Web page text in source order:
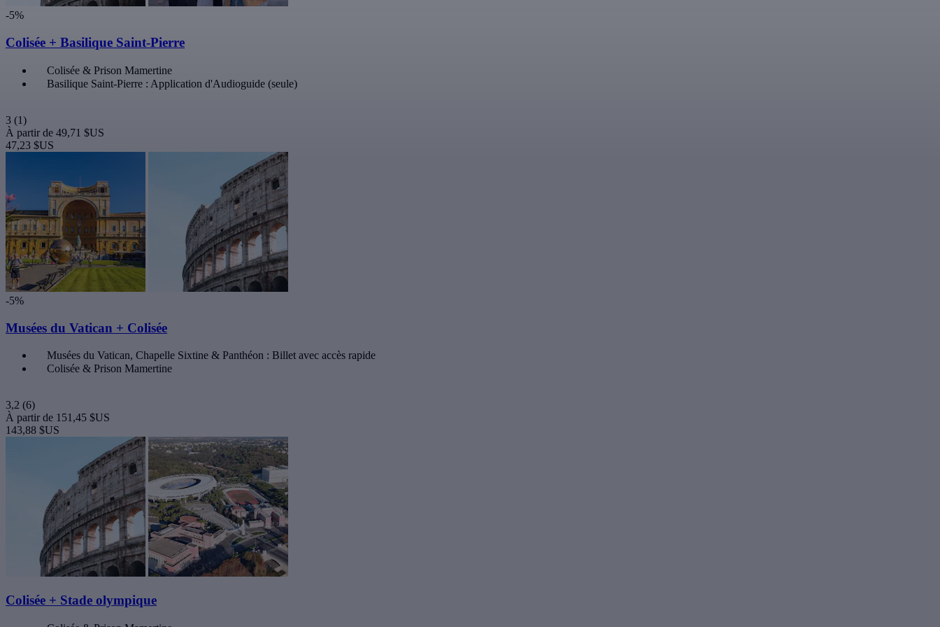
-5%
Colisée + Basilique Saint-Pierre
Colisée & Prison Mamertine
Basilique Saint-Pierre : Application d'Audioguide (seule)
3 (1)
À partir de 49,71 $US
47,23 $US
-5%
Musées du Vatican + Colisée
Musées du Vatican, Chapelle Sixtine & Panthéon : Billet avec accès rapide
Colisée & Prison Mamertine
3,2 (6)
À partir de 151,45 $US
143,88 $US
Colisée + Stade olympique